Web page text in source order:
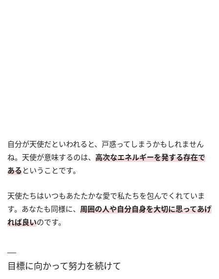
自分が天使だといわれると、戸惑ってしまうかもしれません
ね。天使が意味するのは、 高次なエネルギーを発する存在で
あるということです。
天使たちはいつもあたたかな愛で私たちを包んでくれていま
す。あなたも同様に、 周囲の人や自分自身を大切に思ってあげ
れば良いのです。
目標に向かって努力を続けて